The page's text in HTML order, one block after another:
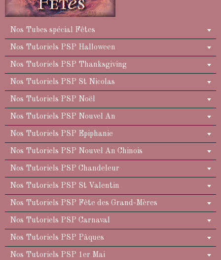
Nos Tubes spécial Fêtes
Nos Tutoriels PSP Halloween
Nos Tutoriels PSP Thanksgiving
Nos Tutoriels PSP St Nicolas
Nos Tutoriels PSP Noël
Nos Tutoriels PSP Nouvel An
Nos Tutoriels PSP Epiphanie
Nos Tutoriels PSP Nouvel An Chinois
Nos Tutoriels PSP Chandeleur
Nos Tutoriels PSP St Valentin
Nos Tutoriels PSP Fête des Grand-Mères
Nos Tutoriels PSP Carnaval
Nos Tutoriels PSP Pâques
Nos Tutoriels PSP 1er Mai